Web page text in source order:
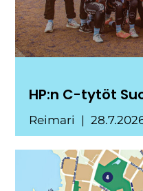
HP:n C-tytöt
Reimari